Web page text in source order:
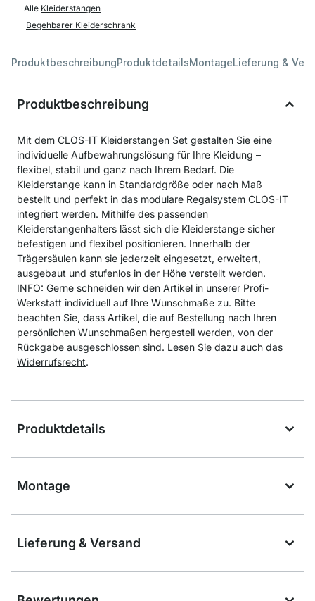
Alle Kleiderstangen
Begehbarer Kleiderschrank
ProduktbeschreibungProduktdetailsMontageLieferung &
Produktbeschreibung
Mit dem CLOS-IT Kleiderstangen Set gestalten Sie eine
individuelle Aufbewahrungslösung für Ihre Kleidung –
flexibel, stabil und ganz nach Ihrem Bedarf. Die
Kleiderstange kann in Standardgröße oder nach Maß
bestellt und perfekt in das modulare Regalsystem CLOS-IT
integriert werden. Mithilfe des passenden
Kleiderstangenhalters lässt sich die Kleiderstange sicher
befestigen und flexibel positionieren. Innerhalb der
Trägersäulen kann sie jederzeit eingesetzt, erweitert,
ausgebaut und stufenlos in der Höhe verstellt werden.
INFO: Gerne schneiden wir den Artikel in unserer Profi-
Werkstatt individuell auf Ihre Wunschmaße zu. Bitte
beachten Sie, dass Artikel, die auf Bestellung nach Ihren
persönlichen Wunschmaßen hergestell werden, von der
Rückgabe ausgeschlossen sind. Lesen Sie dazu auch das
Widerrufsrecht.
Produktdetails
Montage
Lieferung & Versand